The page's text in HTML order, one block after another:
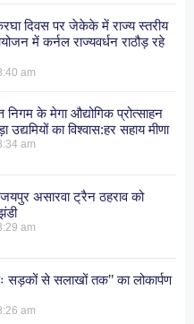
दिवस पर जेकेके में राज्य स्तरीय
में कर्नल राज्यवर्धन राठौड़ रहे
am
निगम के मेगा औद्योगिक प्रोत्साहन
उद्यमियों का विश्वास:हर सहाय मीणा
am
असारवा ट्रैन ठहराव को
am
सड़कों से सलाखों तक’’ का लोकार्पण
am